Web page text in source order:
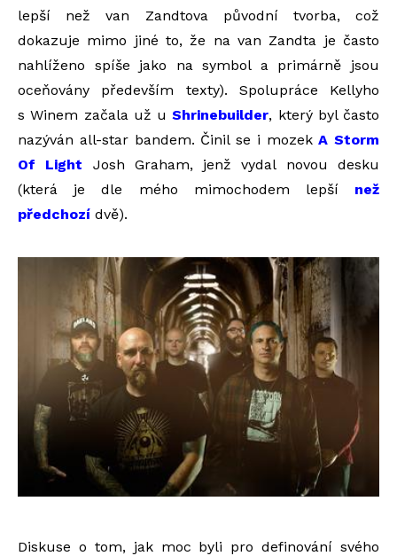
lepší než van Zandtova původní tvorba, což
dokazuje mimo jiné to, že na van Zandta je často
nahlíženo spíše jako na symbol a primárně jsou
oceňovány především texty). Spolupráce Kellyho
s Winem začala už uShrinebuilder, který byl často
nazýván all-star bandem. Činil se i mozekA Storm
Of Light Josh Graham, jenž vydal novou desku
(která je dle mého mimochodem lepší než
předchozí dvě).
Diskuse o tom, jak moc byli pro definování svého